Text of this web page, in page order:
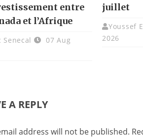
entre
et l’Afrique
Senecal
07 Aug
juillet
Youssef
2026
A REPLY
address will not be published.